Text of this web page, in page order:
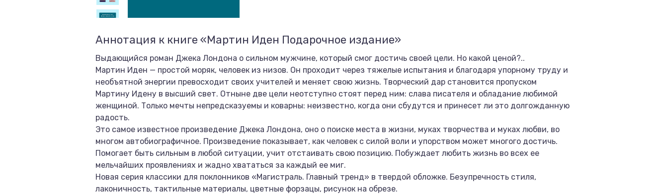
Аннотация к книге «Мартин Иден Подарочное издание»
Выдающийся роман Джека Лондона о сильном мужчине, который смог достичь своей цели. Но какой ценой?..
Мартин Иден — простой моряк, человек из низов. Он проходит через тяжелые испытания и благодаря упорному труду и
необъятной энергии превосходит своих учителей и меняет свою жизнь. Творческий дар становится пропуском
Мартину Идену в высший свет. Отныне две цели неотступно стоят перед ним: слава писателя и обладание любимой
женщиной. Только мечты непредсказуемы и коварны: неизвестно, когда они сбудутся и принесет ли это долгожданную
радость.
Это самое известное произведение Джека Лондона, оно о поиске места в жизни, муках творчества и муках любви, во
многом автобиографичное. Произведение показывает, как человек с силой воли и упорством может многого достичь.
Помогает быть сильным в любой ситуации, учит отстаивать свою позицию. Побуждает любить жизнь во всех ее
мельчайших проявлениях и жадно хвататься за каждый ее миг.
Новая серия классики для поклонников «Магистраль. Главный тренд» в твердой обложке. Безупречность стиля,
лаконичность, тактильные материалы, цветные форзацы, рисунок на обрезе.